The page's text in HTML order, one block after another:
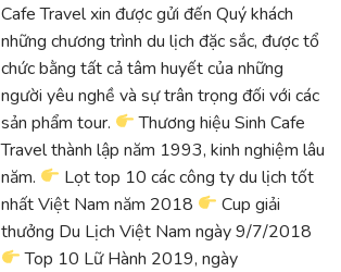
Cafe Travel xin được gửi đến Quý khách
những chương trình du lịch đặc sắc, được tổ
chức bằng tất cả tâm huyết của những
người yêu nghề và sự trân trọng đối với các
sản phẩm tour.
Thương hiệu Sinh Cafe
Travel thành lập năm 1993, kinh nghiệm lâu
năm.
Lọt top 10 các công ty du lịch tốt
nhất Việt Nam năm 2018
Cup giải
thưởng Du Lịch Việt Nam ngày 9/7/2018
Top 10 Lữ Hành 2019, ngày